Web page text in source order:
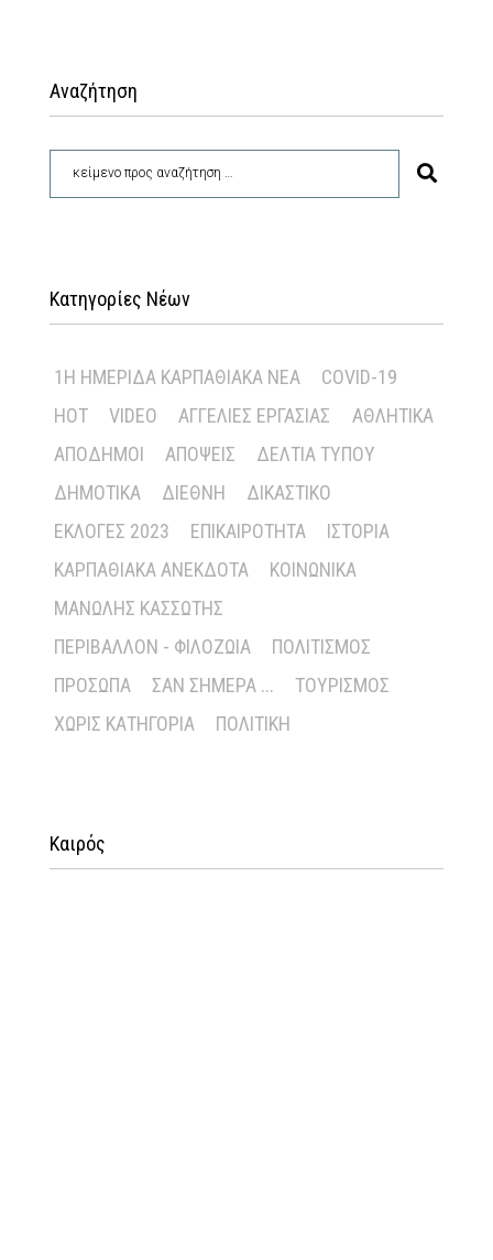
Αναζήτηση
Κατηγορίες Νέων
1Η ΗΜΕΡΊΔΑ ΚΑΡΠΑΘΙΑΚΆ ΝΈΑ
COVID-19
HOT
VIDEO ΑΓΓΕΛΊΕΣ ΕΡΓΑΣΊΑΣ
ΑΘΛΗΤΙΚΆ
ΑΠΌΔΗΜΟΙ
ΑΠΌΨΕΙΣ
ΔΕΛΤΊΑ ΤΎΠΟΥ
ΔΗΜΟΤΙΚΆ
ΔΙΕΘΝΉ
ΔΙΚΑΣΤΙΚΌ
ΕΚΛΟΓΈΣ 2023
ΕΠΙΚΑΙΡΌΤΗΤΑ
ΙΣΤΟΡΊΑ
ΚΑΡΠΑΘΙΑΚΆ ΑΝΈΚΔΟΤΑ
ΚΟΙΝΩΝΙΚΆ
ΜΑΝΏΛΗΣ ΚΑΣΣΏΤΗΣ
ΠΕΡΙΒΆΛΛΟΝ - ΦΙΛΟΖΩΊΑ
ΠΟΛΙΤΙΣΜΌΣ
ΠΡΌΣΩΠΑ
ΣΑΝ ΣΉΜΕΡΑ ...
ΤΟΥΡΙΣΜΌΣ
ΧΩΡΊΣ ΚΑΤΗΓΟΡΊΑ
ΠΟΛΙΤΙΚΉ
Καιρός